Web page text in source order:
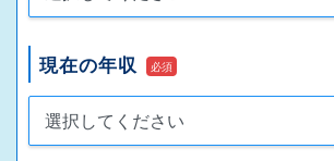
現在の年収 必須